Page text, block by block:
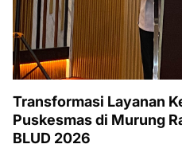
Transformasi Layanan
Puskesmas di Murung
BLUD 2026